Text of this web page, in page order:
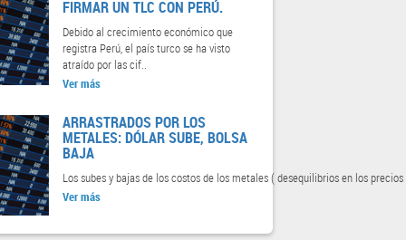
FIRMAR UN TLC CON PERÚ.
Debido al crecimiento económico que
registra Perú, el país turco se ha visto
atraído por las cif..
Ver más
ARRASTRADOS POR LOS
METALES: DÓLAR SUBE, BOLSA
BAJA
Los subes y bajas de los costos de los metales ( desequilibrios en los precios
Ver más